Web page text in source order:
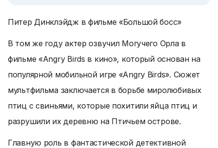
Питер Динклэйдж в фильме «Большой босс»
В том же году актер озвучил Могучего Орла в
фильме «Angry Birds в кино», который основан на
популярной мобильной игре «Angry Birds». Сюжет
мультфильма заключается в борьбе миролюбивых
птиц с свиньями, которые похитили яйца птиц и
разрушили их деревню на Птичьем острове.
Главную роль в фантастической детективной